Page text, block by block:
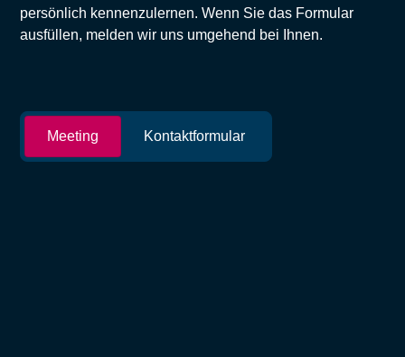
persönlich kennenzulernen. Wenn Sie das Formular
ausfüllen, melden wir uns umgehend bei Ihnen.
Meeting Kontaktformular